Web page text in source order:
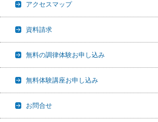
アクセスマップ
資料請求
無料の調律体験お申し込み
無料体験講座お申し込み
お問合せ